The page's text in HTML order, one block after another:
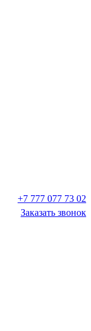
+7 777 077 73 02
Заказать звонок